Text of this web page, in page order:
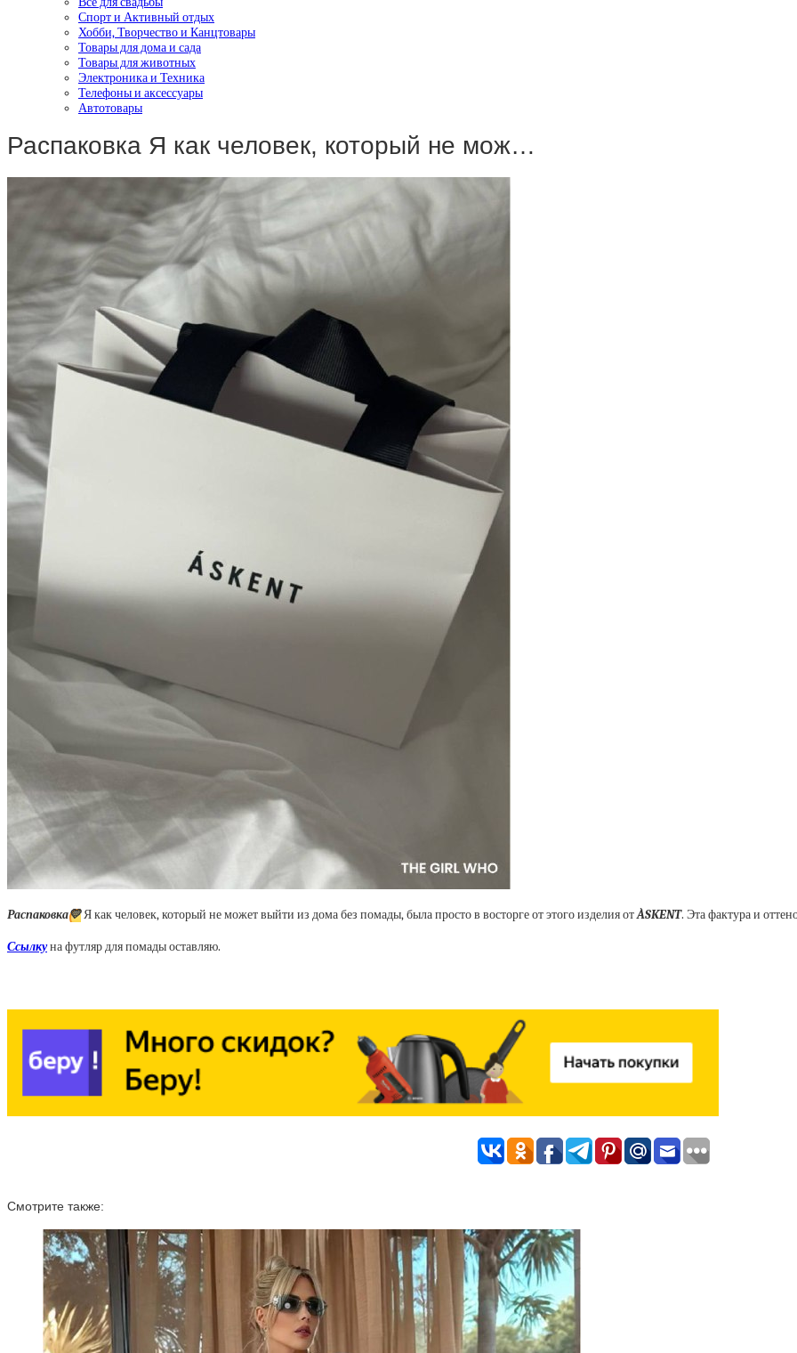
Спорт и Активный отдых
Хобби, Творчество и Канцтовары
Товары для дома и сада
Товары для животных
Электроника и Техника
Телефоны и аксессуары
Автотовары
Распаковка Я как человек, который не мож…
Распаковка💛Я как человек, который не может выйти из дома без помады, была просто в восторге от этого изделия отÀSKENT. Эта фактура и
Ссылкуна футляр для помады оставляю.
Смотрите также: